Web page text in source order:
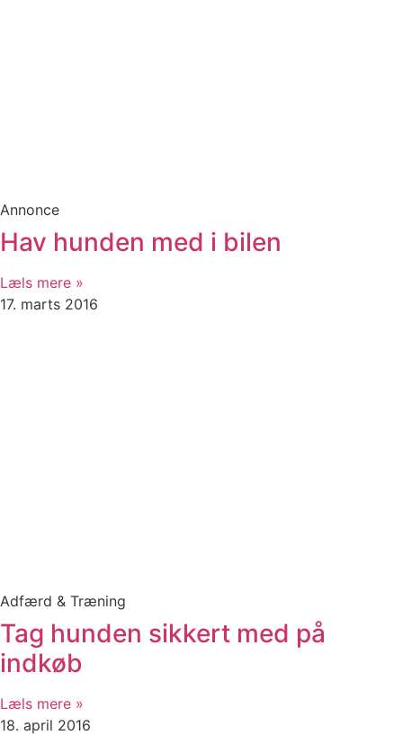
Annonce
Hav hunden med i bilen
Læls mere »
17. marts 2016
Adfærd & Træning
Tag hunden sikkert med på
indkøb
Læls mere »
18. april 2016